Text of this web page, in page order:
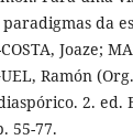
da
Joaze;
Ramón
2. ed.
55-77.